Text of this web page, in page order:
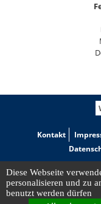
Kontakt
Diese Webseite
personalisieren und zu
benutzt werden dürfen